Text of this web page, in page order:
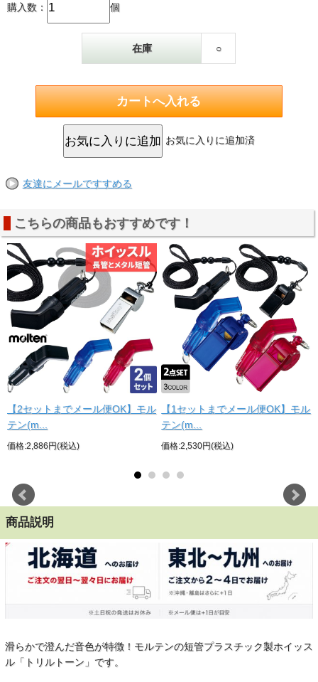
購入数： 個
在庫 ○
お気に入りに追加済
友達にメールですすめる
こちらの商品もおすすめです！
【2セットまでメール便OK】モル
テン(m...
価格:2,886円(税込)
【1セットまでメール便OK】モル
テン(m...
価格:2,530円(税込)
商品説明
滑らかで澄んだ音色が特徴！モルテンの短管プラスチック製ホイッス
ル「トリルトーン」です。